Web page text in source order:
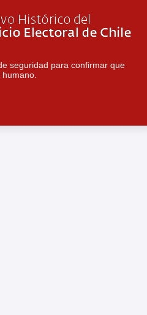
seguridad para confirmar que